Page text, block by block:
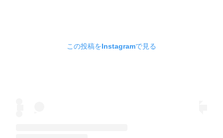
この投稿をInstagramで見る